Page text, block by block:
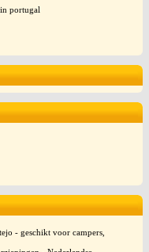
portugal
- geschikt voor campers,